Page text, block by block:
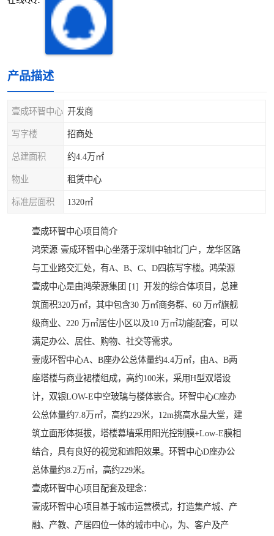
产品描述
壹成环智中心 开发商
写字楼 招商处
总建面积 约4.4万㎡
物业 租赁中心
标准层面积 1320㎡
壹成环智中心项目简介
鸿荣源·壹成环智中心坐落于深圳中轴北门户，龙华区路
与工业路交汇处，有A、B、C、D四栋写字楼。鸿荣源
壹成中心是由鸿荣源集团 [1] 开发的综合体项目，总建
筑面积320万㎡，其中包含30 万㎡商务群、60 万㎡旗舰
级商业、220 万㎡居住小区以及10 万㎡功能配套，可以
满足办公、居住、购物、社交等需求。
壹成环智中心A、B座办公总体量约4.4万㎡，由A、B两
座塔楼与商业裙楼组成，高约100米，采用H型双塔设
计，双银LOW-E中空玻璃与楼体嵌合。环智中心C座办
公总体量约7.8万㎡，高约229米，12m挑高水晶大堂，建
筑立面形体挺拔，塔楼幕墙采用阳光控制膜+Low-E膜相
结合，具有良好的视觉和遮阳效果。环智中心D座办公
总体量约8.2万㎡，高约229米。
壹成环智中心项目配套及理念：
壹成环智中心项目基于城市运营模式，打造集产城、产
融、产教、产居四位一体的城市中心，为、客户及产
龙岗区
光明区
龙华观澜